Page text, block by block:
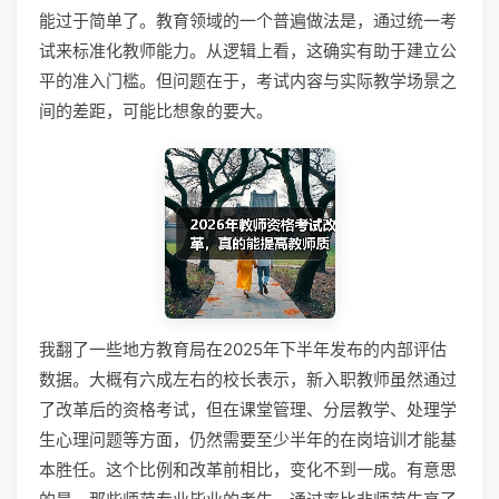
能过于简单了。教育领域的一个普遍做法是，通过统一考
试来标准化教师能力。从逻辑上看，这确实有助于建立公
平的准入门槛。但问题在于，考试内容与实际教学场景之
间的差距，可能比想象的要大。
我翻了一些地方教育局在2025年下半年发布的内部评估
数据。大概有六成左右的校长表示，新入职教师虽然通过
了改革后的资格考试，但在课堂管理、分层教学、处理学
生心理问题等方面，仍然需要至少半年的在岗培训才能基
本胜任。这个比例和改革前相比，变化不到一成。有意思